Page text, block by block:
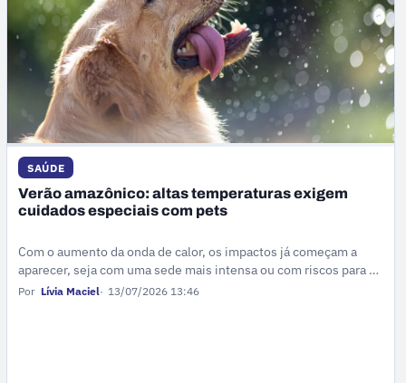
SAÚDE
Verão amazônico: altas temperaturas exigem
cuidados especiais com pets
Com o aumento da onda de calor, os impactos já começam a
aparecer, seja com uma sede mais intensa ou com riscos para a
saúde.
Por Lívia Maciel 13/07/2026 13:46